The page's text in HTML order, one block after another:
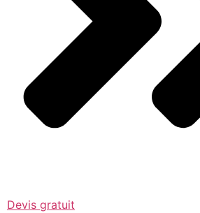
Devis gratuit